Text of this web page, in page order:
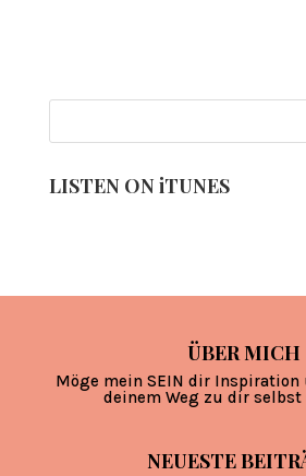
LISTEN ON iTUNES
ÜBER MICH
Möge mein SEIN dir
deinem Weg zu dir selbst
NEUESTE